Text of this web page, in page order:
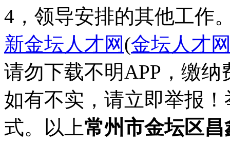
4，领导安排的其他工作
新金坛人才网(金坛人才
请勿下载不明APP，缴
如有不实，请立即举报
式。以上常州市金坛区